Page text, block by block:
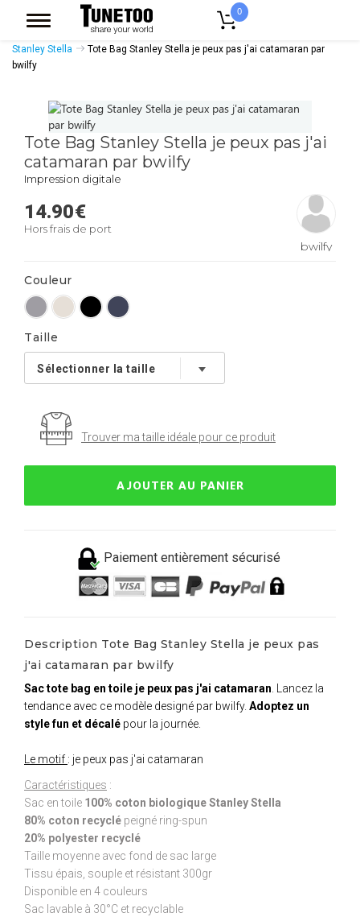
0
Accessoires Casquettes Tote Bags
Stanley Stella
Tote Bag Stanley Stella je peux pas j'ai catamaran par
bwilfy
Tote Bag Stanley Stella je peux pas j'ai
catamaran par bwilfy
Impression digitale
14.90€
Hors frais de port
bwilfy
Couleur
Taille
Trouver ma taille idéale pour ce produit
AJOUTER AU PANIER
Paiement entièrement sécurisé
Description Tote Bag Stanley Stella je peux pas
j'ai catamaran par bwilfy
Sac tote bag en toile je peux pas j'ai catamaran . Lancez la
tendance avec ce modèle designé par bwilfy. Adoptez un
style fun et décalé pour la journée.
Le motif : je peux pas j'ai catamaran
Caractéristiques :
Sac en toile 100% coton biologique Stanley Stella
80% coton recyclé peigné ring-spun
20% polyester recyclé
Taille moyenne avec fond de sac large
Tissu épais, souple et résistant 300gr
Disponible en 4 couleurs
Sac lavable à 30°C et recyclable